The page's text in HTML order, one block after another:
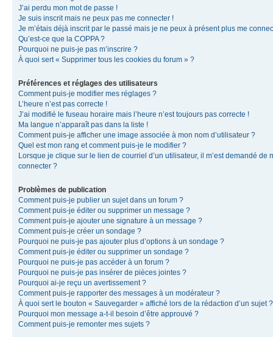
J’ai perdu mon mot de passe !
Je suis inscrit mais ne peux pas me connecter !
Je m’étais déjà inscrit par le passé mais je ne peux à présent plus me
Qu’est-ce que la COPPA ?
Pourquoi ne puis-je pas m’inscrire ?
À quoi sert « Supprimer tous les cookies du forum » ?
Préférences et réglages des utilisateurs
Comment puis-je modifier mes réglages ?
L’heure n’est pas correcte !
J’ai modifié le fuseau horaire mais l’heure n’est toujours pas correcte !
Ma langue n’apparaît pas dans la liste !
Comment puis-je afficher une image associée à mon nom d’utilisateur ?
Quel est mon rang et comment puis-je le modifier ?
Lorsque je clique sur le lien de courriel d’un utilisateur, il m’est demandé de
connecter ?
Problèmes de publication
Comment puis-je publier un sujet dans un forum ?
Comment puis-je éditer ou supprimer un message ?
Comment puis-je ajouter une signature à un message ?
Comment puis-je créer un sondage ?
Pourquoi ne puis-je pas ajouter plus d’options à un sondage ?
Comment puis-je éditer ou supprimer un sondage ?
Pourquoi ne puis-je pas accéder à un forum ?
Pourquoi ne puis-je pas insérer de pièces jointes ?
Pourquoi ai-je reçu un avertissement ?
Comment puis-je rapporter des messages à un modérateur ?
À quoi sert le bouton « Sauvegarder » affiché lors de la rédaction d’un sujet ?
Pourquoi mon message a-t-il besoin d’être approuvé ?
Comment puis-je remonter mes sujets ?